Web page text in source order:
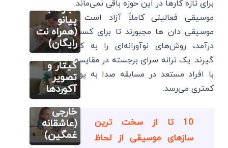
برای تازه کارها در این حوزه باقی نمی‌ماند.
موسیقی فعالیتی کاملاً آزاد است و
موسیقی دان ها مجبورند تا برای کسب
درآمد، روش‌های نوآورانه‌ای را به کار
گیرند. یک ترانه سرای برجسته در مقایسه
با افراد مستعد در مسابقه صدا به پول
کمتری می‌رسد.
10 تا از سخت ترین
سازهای موسیقی از لحاظ
مبارک با
پیانو
(همراه نت
رایگان)
آکورد
گیری
گیتار:
جدول
آکورد های
گیتار و
تصویر
آکوردها
سایت آموزش
آهنگسازی و
تنظیم
آکورد
آهنگ
های
معروف
ایرانی و
خارجی
(عاشقانه
غمگین)
سایت آموزش
آهنگسازی و
تنظیم
4 بهترین
برنامه
تبدیل
آهنگ به
نتسایت آموزش
آهنگسازی و
تنظیم